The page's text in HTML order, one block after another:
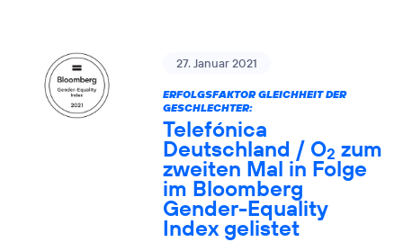
27. Januar 2021
ERFOLGSFAKTOR GLEICHHEIT DER
GESCHLECHTER:
Telefónica
Deutschland / O2 zum
zweiten Mal in Folge
im Bloomberg
Gender-Equality
Index gelistet